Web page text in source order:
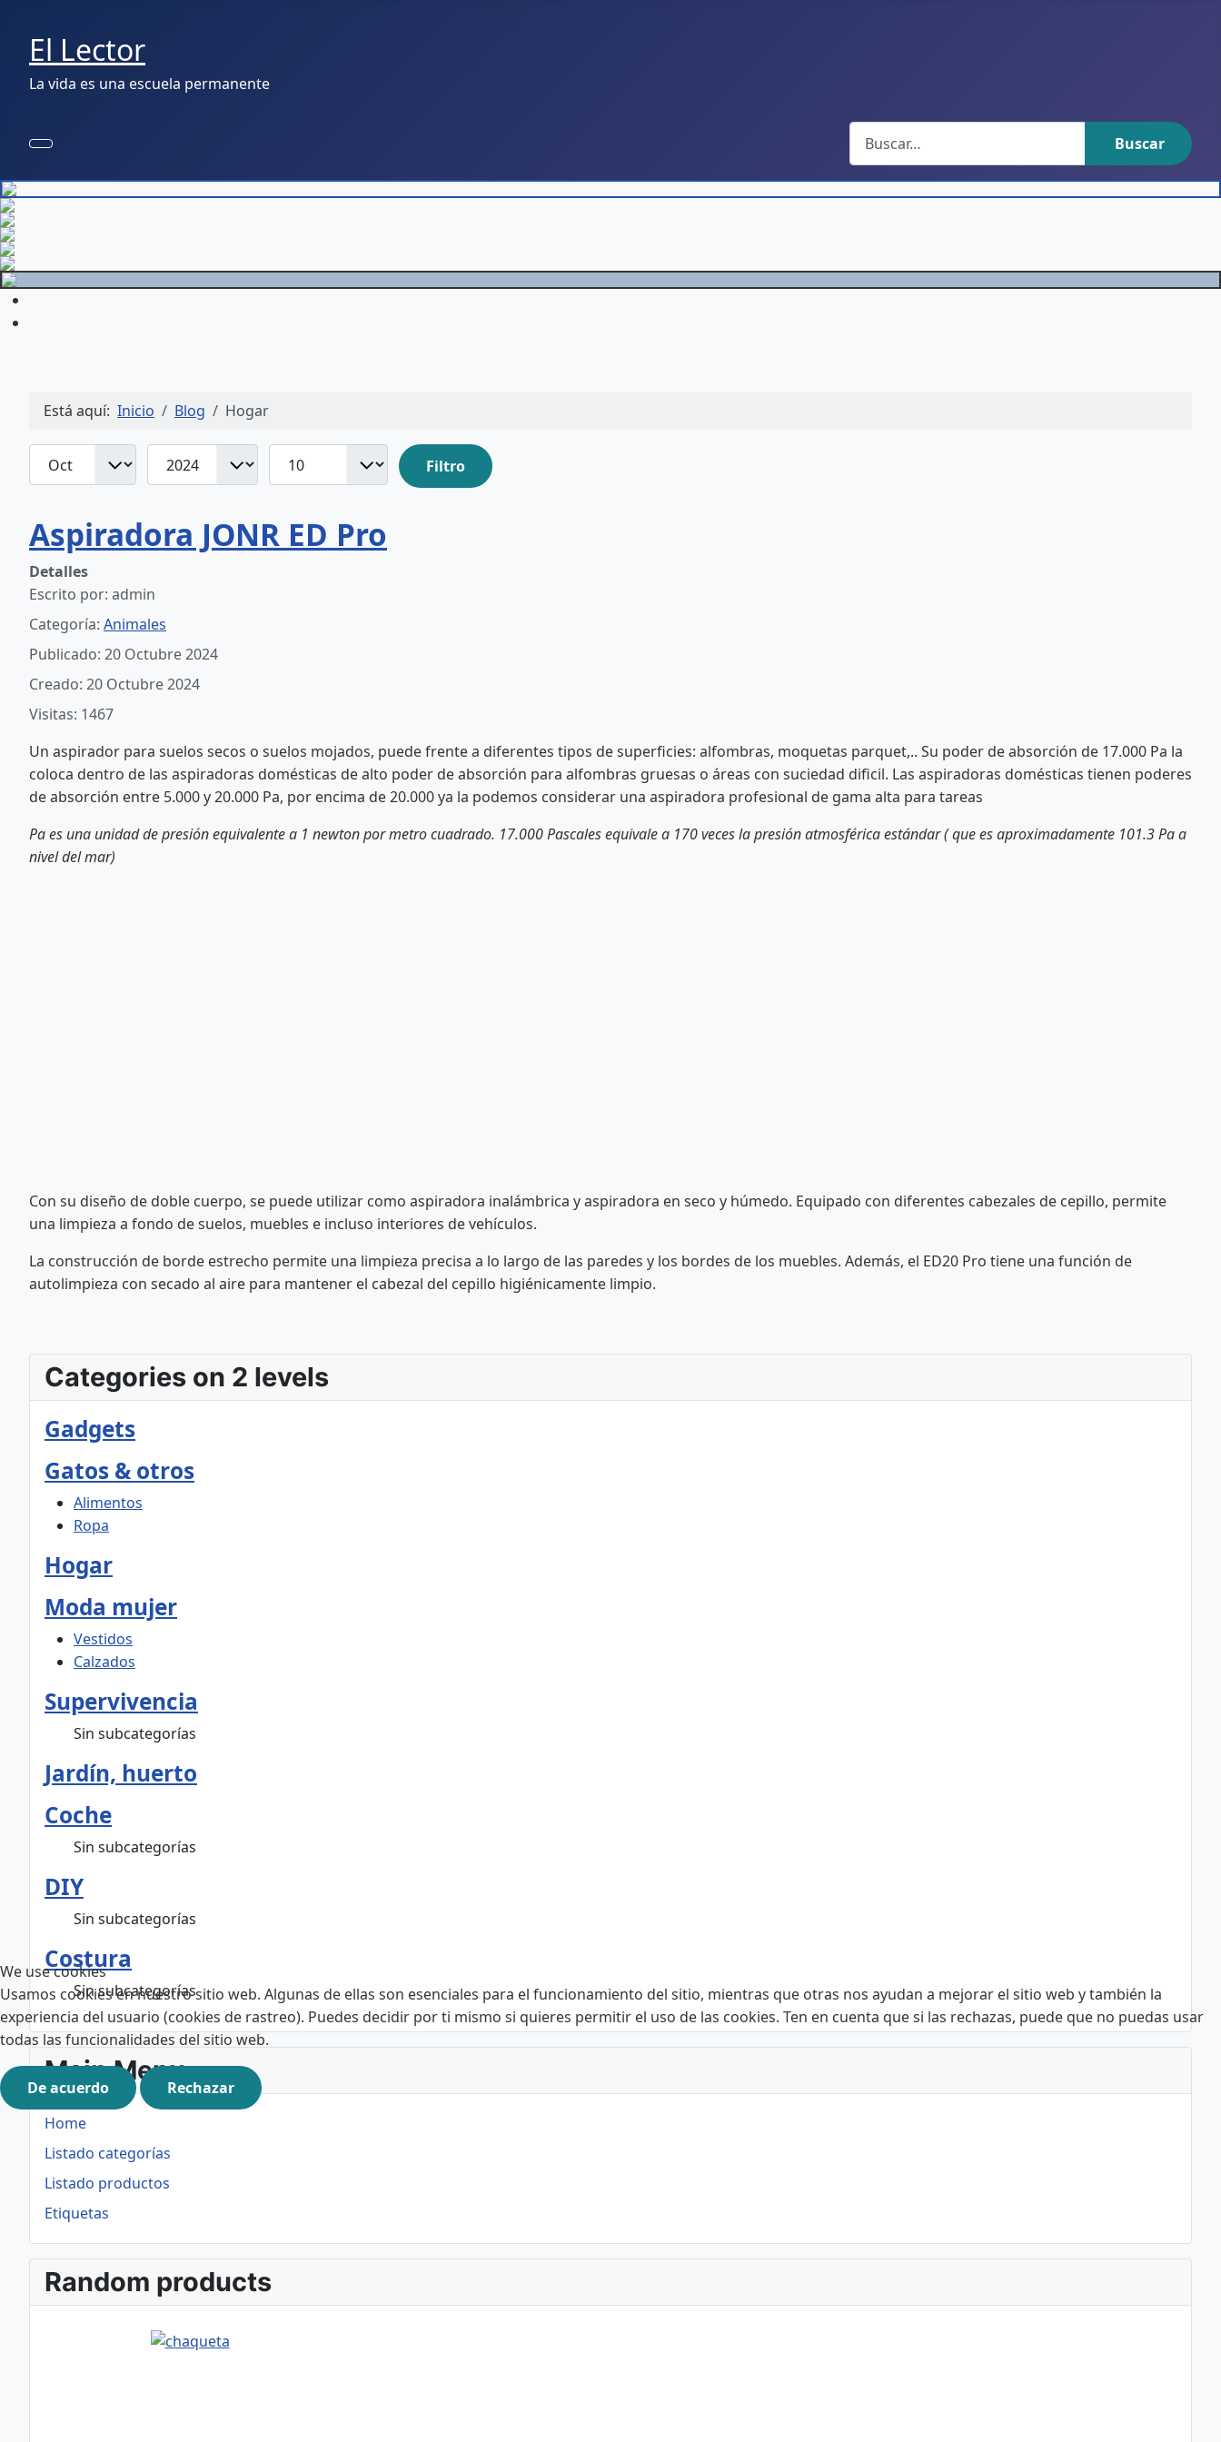
El Lector
La vida es una escuela permanente
Buscar
Buscar
Está aquí: Inicio Blog Hogar
Filtros Filtro
Aspiradora JONR ED Pro
Detalles
Escrito por: admin
Categoría: Animales
Publicado: 20 Octubre 2024
Creado: 20 Octubre 2024
Visitas: 1467
Un aspirador para suelos secos o suelos mojados, puede frente a diferentes tipos de superficies: alfombras, moquetas parquet,.. Su poder de absorción de 17.000 Pa la
coloca dentro de las aspiradoras domésticas de alto poder de absorción para alfombras gruesas o áreas con suciedad dificil. Las aspiradoras domésticas tienen poderes
de absorción entre 5.000 y 20.000 Pa, por encima de 20.000 ya la podemos considerar una aspiradora profesional de gama alta para tareas
Pa es una unidad de presión equivalente a 1 newton por metro cuadrado. 17.000 Pascales equivale a 170 veces la presión atmosférica estándar ( que es aproximadamente 101.3 Pa a
nivel del mar)
Con su diseño de doble cuerpo, se puede utilizar como aspiradora inalámbrica y aspiradora en seco y húmedo. Equipado con diferentes cabezales de cepillo, permite
una limpieza a fondo de suelos, muebles e incluso interiores de vehículos.
La construcción de borde estrecho permite una limpieza precisa a lo largo de las paredes y los bordes de los muebles. Además, el ED20 Pro tiene una función de
autolimpieza con secado al aire para mantener el cabezal del cepillo higiénicamente limpio.
Categories on 2 levels
Gadgets
Gatos & otros
Alimentos
Ropa
Hogar
Moda mujer
Vestidos
Calzados
Supervivencia
Sin subcategorías
Jardín, huerto
Coche
Sin subcategorías
DIY
Sin subcategorías
Costura
Sin subcategorías
Main Menu
Home
Listado categorías
Listado productos
Etiquetas
Random products
We use cookies
Usamos cookies en nuestro sitio web. Algunas de ellas son esenciales para el funcionamiento del sitio, mientras que otras nos ayudan a mejorar el sitio web y también la
experiencia del usuario (cookies de rastreo). Puedes decidir por ti mismo si quieres permitir el uso de las cookies. Ten en cuenta que si las rechazas, puede que no puedas usar
todas las funcionalidades del sitio web.
De acuerdo Rechazar